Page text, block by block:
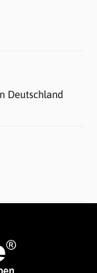
Deutschland